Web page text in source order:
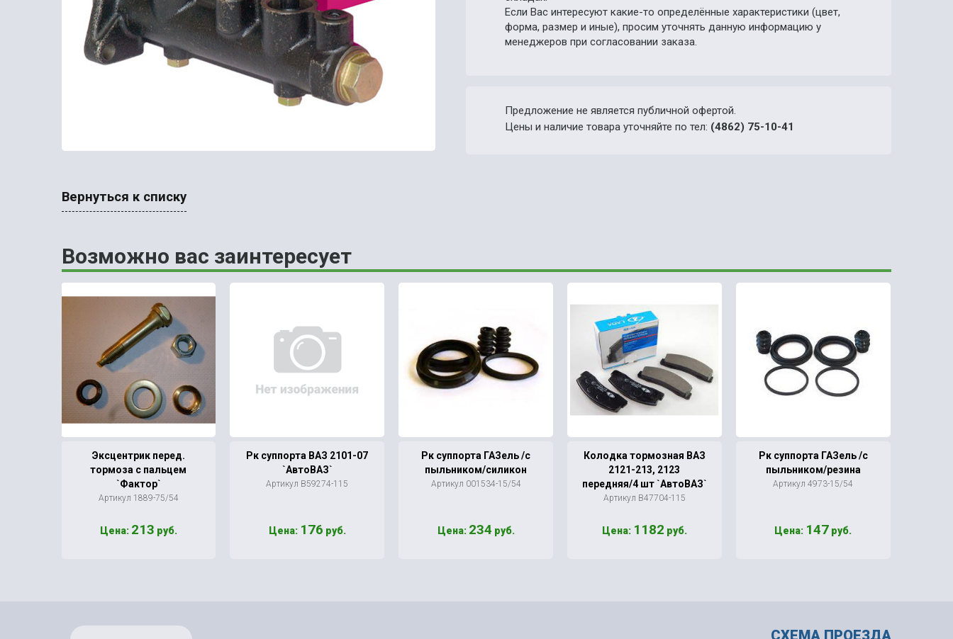
Если Вас интересуют какие-то определённые характеристики (цвет,
форма, размер и иные), просим уточнять данную информацию у
менеджеров при согласовании заказа.
Предложение не является публичной офертой.
Цены и наличие товара уточняйте по тел: (4862) 75-10-41
Вернуться к списку
Возможно вас заинтересует
Эксцентрик перед.
тормоза с пальцем
`Фактор`
Артикул 1889-75/54
Цена: 213 руб.
Рк суппорта ВАЗ 2101-07
`АвтоВАЗ`
Артикул В59274-115
Цена: 176 руб.
Рк суппорта ГАЗель /с
пыльником/силикон
Артикул 001534-15/54
Цена: 234 руб.
Колодка тормозная ВАЗ
2121-213, 2123
передняя/4 шт `АвтоВАЗ`
Артикул В47704-115
Цена: 1182 руб.
Рк суппорта ГАЗель /с
пыльником/резина
Артикул 4973-15/54
Цена: 147 руб.
СХЕМА ПРОЕЗДА